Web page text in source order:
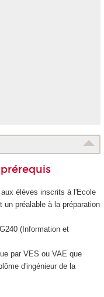
élèves inscrits à l'Ecole
un préalable à la préparation
(Information et
par VES ou VAE que
d'ingénieur de la